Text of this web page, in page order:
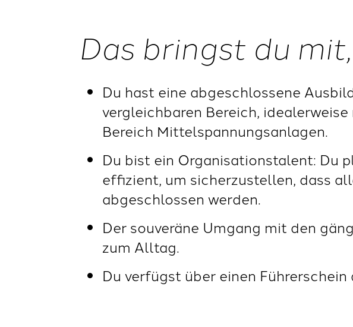
Das bringst du
Du hast eine abgeschlossene
vergleichbaren Bereich,
Bereich Mittelspannungsanlagen.
Du bist ein Organisationstalent: Du
effizient, um sicherzustellen, dass
abgeschlossen werden.
Der souveräne Umgang mit den
zum Alltag.
Du verfügst über einen Führerschein